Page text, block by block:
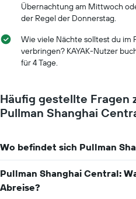
Anzahl
der
vor
dem
Aufenthalt
Diagramm
hat
1
die
den
durchschnittlichen
Zimmerpreis
anzeigt
Übernachtung am Mittwoch
der Regel der Donnerstag.
Wie viele Nächte solltest du im
verbringen? KAYAK-Nutzer
für 4 Tage.
Häufig gestellte Fragen
Pullman Shanghai
Wo befindet sich Pullman
Pullman Shanghai Central:
Abreise?